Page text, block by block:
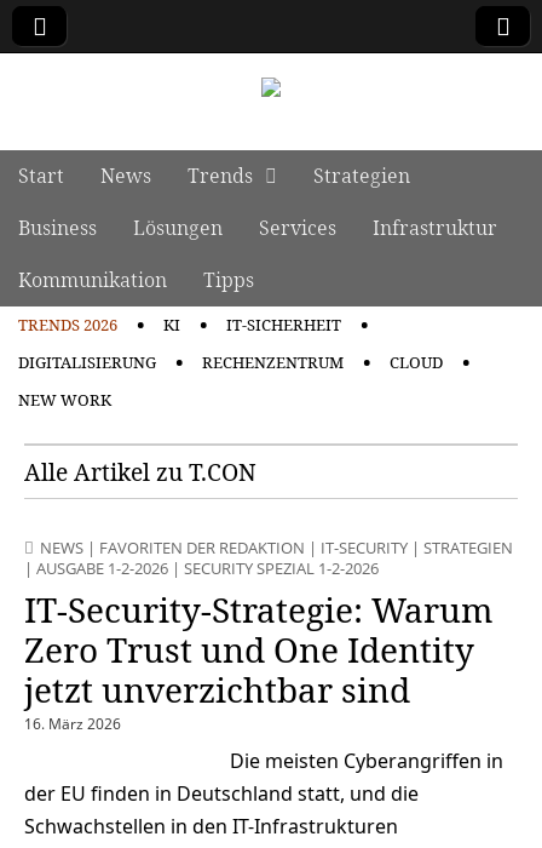
Main menu
Skip to content
Start News Trends
Strategien
Business
Lösungen Services
Infrastruktur
Kommunikation
Tipps
TRENDS 2026 KI
IT-SICHERHEIT
DIGITALISIERUNG
RECHENZENTRUM
CLOUD
NEW WORK
Alle Artikel zu T.CON
NEWS | FAVORITEN DER REDAKTION | IT-SECURITY | STRATEGIEN
| AUSGABE 1-2-2026 | SECURITY SPEZIAL 1-2-2026
IT-Security-Strategie: Warum
Zero Trust und One Identity
jetzt unverzichtbar sind
16. März 2026
Die meisten Cyberangriffen in
der EU finden in Deutschland statt, und die
Schwachstellen in den IT-Infrastrukturen